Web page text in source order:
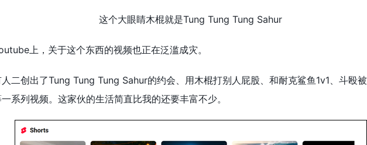
这个大眼睛木棍就是Tung Tung Tung Sahur
上，关于这个东西的视频也正在泛滥成灾。
二创出了Tung Tung Tung Sahur的约会、用木棍打别人屁股、和耐克鲨鱼1v1、斗殴
系列视频。这家伙的生活简直比我的还要丰富不少。